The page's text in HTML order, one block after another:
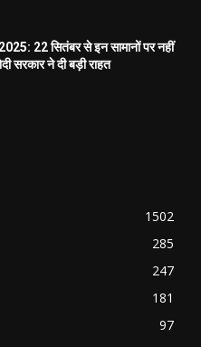
22 सितंबर से इन सामानों पर नहीं
सरकार ने दी बड़ी राहत
1502
285
247
181
97